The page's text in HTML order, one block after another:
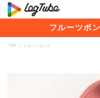
フルーツポ
TOP > フルーツポンチ